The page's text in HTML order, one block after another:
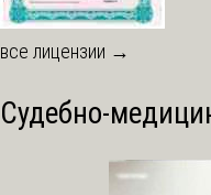
все лицензии →
Судебно-